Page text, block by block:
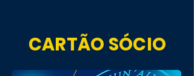
CARTÃO SÓCIO